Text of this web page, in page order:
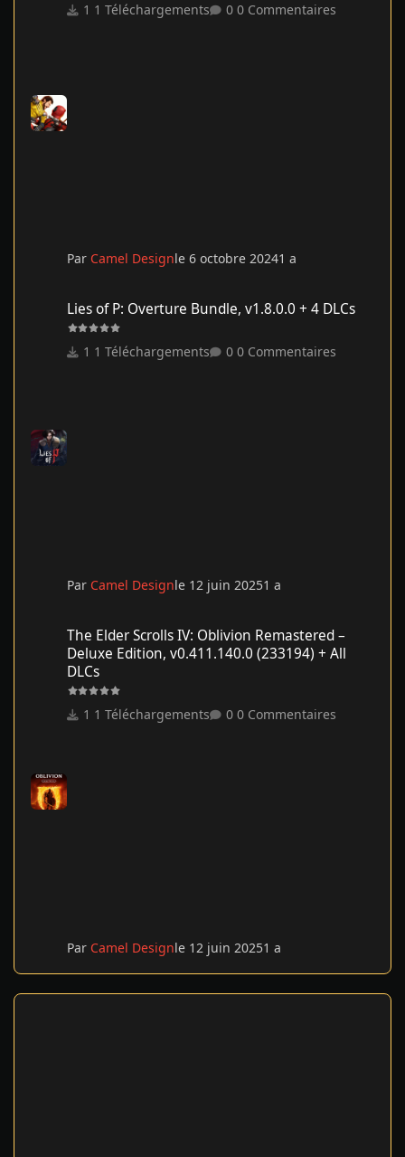
1 Téléchargements 0 Commentaires
Par Camel Designle 6 octobre 20241 a
Lies of P: Overture Bundle, v1.8.0.0 + 4 DLCs
1 Téléchargements 0 Commentaires
Par Camel Designle 12 juin 20251 a
The Elder Scrolls IV: Oblivion Remastered –
Deluxe Edition, v0.411.140.0 (233194) + All
DLCs
1 Téléchargements 0 Commentaires
Par Camel Designle 12 juin 20251 a